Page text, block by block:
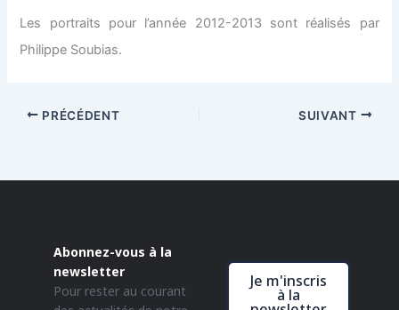
Les portraits pour l’année 2012-2013 sont réalisés par
Philippe Soubias.
PRÉCÉDENT SUIVANT
Abonnez-vous à la
newsletter
Pour rester au courant
Je m'inscris
à la